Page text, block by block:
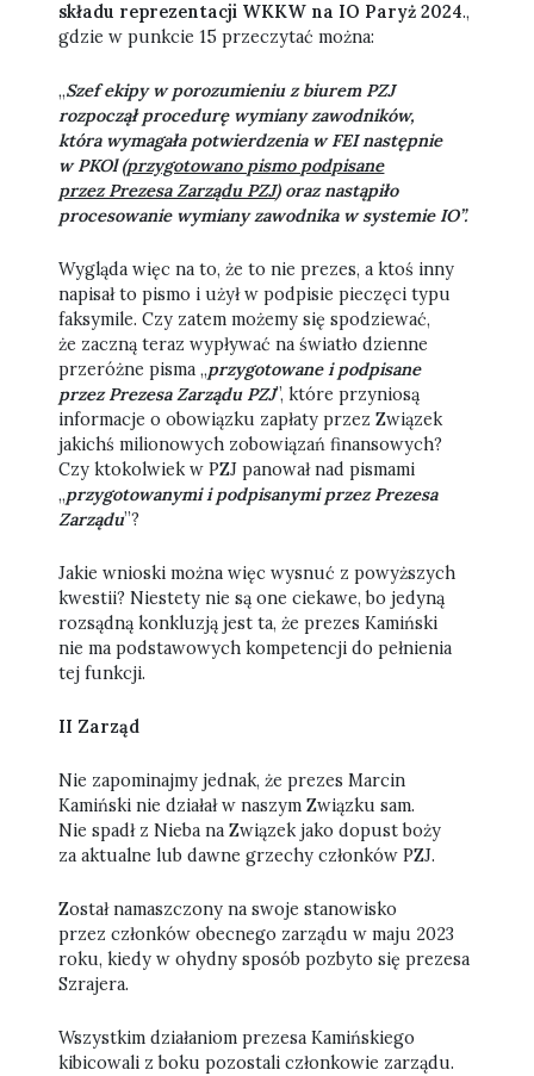
składu reprezentacji WKKW na IO Paryż 2024.,
gdzie w punkcie 15 przeczytać można:
„Szef ekipy w porozumieniu z biurem PZJ
rozpoczął procedurę wymiany zawodników,
która wymagała potwierdzenia w FEI następnie
w PKOl (przygotowano pismo podpisane
przez Prezesa Zarządu PZJ) oraz nastąpiło
procesowanie wymiany zawodnika w systemie IO”.
Wygląda więc na to, że to nie prezes, a ktoś inny
napisał to pismo i użył w podpisie pieczęci typu
faksymile. Czy zatem możemy się spodziewać,
że zaczną teraz wypływać na światło dzienne
przeróżne pisma „przygotowane i podpisane
przez Prezesa Zarządu PZJ”, które przyniosą
informacje o obowiązku zapłaty przez Związek
jakichś milionowych zobowiązań finansowych?
Czy ktokolwiek w PZJ panował nad pismami
„przygotowanymi i podpisanymi przez Prezesa
Zarządu”?
Jakie wnioski można więc wysnuć z powyższych
kwestii? Niestety nie są one ciekawe, bo jedyną
rozsądną konkluzją jest ta, że prezes Kamiński
nie ma podstawowych kompetencji do pełnienia
tej funkcji.
II Zarząd
Nie zapominajmy jednak, że prezes Marcin
Kamiński nie działał w naszym Związku sam.
Nie spadł z Nieba na Związek jako dopust boży
za aktualne lub dawne grzechy członków PZJ.
Został namaszczony na swoje stanowisko
przez członków obecnego zarządu w maju 2023
roku, kiedy w ohydny sposób pozbyto się prezesa
Szrajera.
Wszystkim działaniom prezesa Kamińskiego
kibicowali z boku pozostali członkowie zarządu.